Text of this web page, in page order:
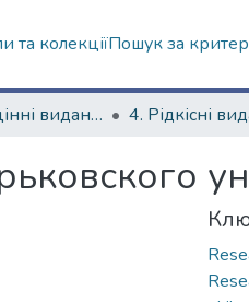
та колекціїПошук за
9. Рідкісні та цінні видання